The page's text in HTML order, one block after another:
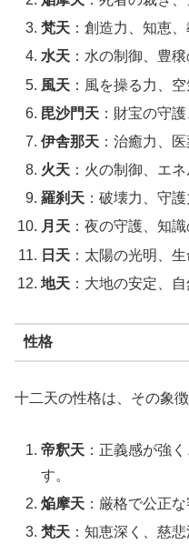
梵天 ：創造力、知恵、
水天 ：水の制御、豊穣
風天 ：風を操る力、空
毘沙門天 ：財宝の守護
伊舎那天 ：治癒力、医
火天 ：火の制御、エ
羅刹天 ：破壊力、守護
月天 ：夜の守護、知識
日天 ：太陽の光明、生
地天 ：大地の安定、自
性格
十二天の性格は、その象
帝釈天 ：正義感が強
す。
焔摩天 ：厳格で公正な
梵天 ：知恵深く、慈悲